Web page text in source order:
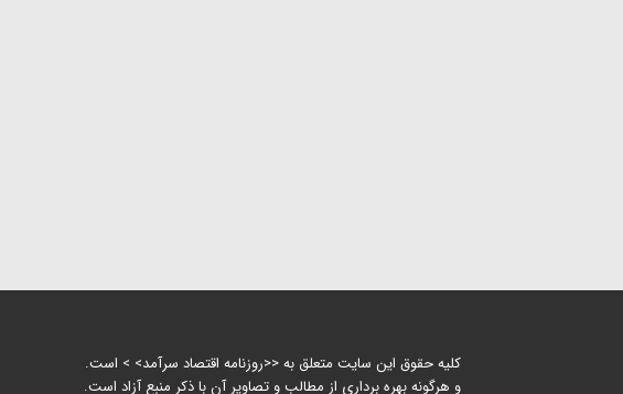
کلیه حقوق این سایت متعلق به <<روزنامه اقتصاد سرآمد> > است.
و هرگونه بهره برداری از مطالب و تصاویر آن با ذکر منبع آزاد است.